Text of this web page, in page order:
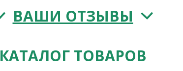
ВАШИ ОТЗЫВЫ
КАТАЛОГ ТОВАРОВ